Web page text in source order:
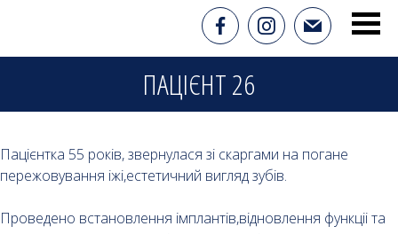
ПАЦІЄНТ 26
Пацієнтка 55 років, звернулася зі скаргами на погане
пережовування іжі,естетичний вигляд зубів.
Проведено встановлення імплантів,відновлення функціі та